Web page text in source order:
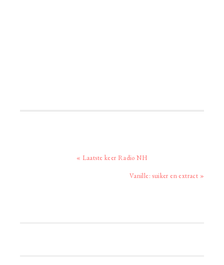
Vorig
« Laatste keer Radio NH
Volgend
Vanille: suiker en extract »